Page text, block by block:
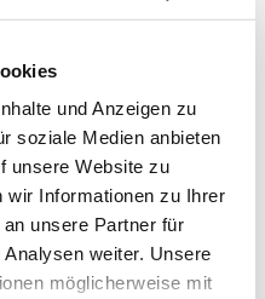
und Anzeigen zu
soziale Medien anbieten
unsere Website zu
wir Informationen zu Ihrer
unsere Partner für
weiter. Unsere
möglicherweise mit
auch